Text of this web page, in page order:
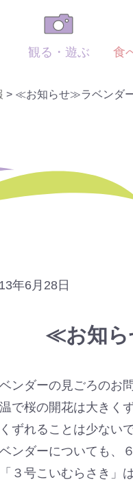
観る・遊ぶ 食
> ≪お知らせ≫ラベンダ
年6月28日
≪お知ら
ンダーの見ごろのお
で桜の開花は大きく
ずれることは少ないで
ンダーについても、
３号こいむらさき」